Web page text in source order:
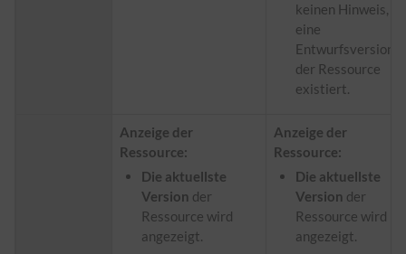
keinen Hinweis, ob
eine
Entwurfsversion
der Ressource
existiert.
Anzeige der
Ressource:
Die aktuellste
Version der
Ressource wird
angezeigt.
Anzeige der
Ressource:
Die aktuellste
Version der
Ressource wird
angezeigt.